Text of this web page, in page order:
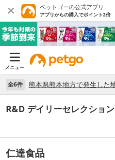
ペットゴーの公式アプリ
アプリからの購入でポイント2倍
メニュー
全6件
R&D デイリーセレクション
仁達食品